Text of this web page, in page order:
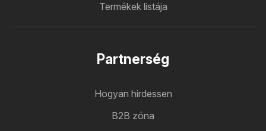
Termékek listája
Partnerség
Hogyan hirdessen
B2B zóna